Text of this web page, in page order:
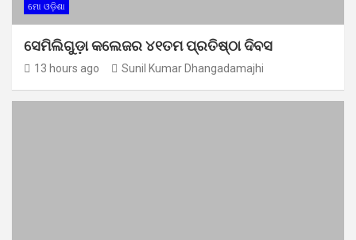
ମୋ ଓଡ଼ିଶା
ସେମିଲିଗୁଡ଼ା କଲେଜର ୪୧ତମ ପ୍ରତିଷ୍ଠା ଦିବସ
13 hours ago Sunil Kumar Dhangadamajhi